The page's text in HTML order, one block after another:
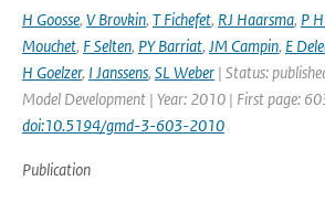
H Goosse, V Brovkin, T Fichefet, RJ Haarsma, P
Mouchet, F Selten, PY Barriat, JM Campin, E
H Goelzer, I Janssens, SL Weber | Status:
Model Development | Year: 2010 | First page:
doi:10.5194/gmd-3-603-2010
Publication